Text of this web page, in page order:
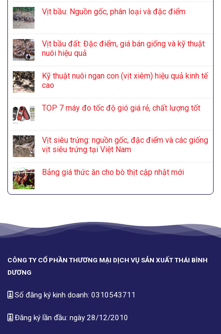
Vịt bầu: Nguồn gốc, phân loại và đặc điểm
Vịt bầu đất: Đặc điểm, giá bán giống và kỹ thuật
nuôi hiệu quả
Kỹ thuật nuôi ngan con (vịt xiêm) hiệu quả kinh tế
cao
TOP 7 máy đo tốc độ gió giá rẻ, chất lượng tốt
Vịt siêu trứng: nguồn gốc, đặc điểm và các giống
vịt siêu trứng tại Việt Nam
Bảng giá thức ăn cho bò thịt cập nhật mới
CÔNG TY CỔ PHẦN THƯƠNG MẠI DỊCH VỤ SẢN XUẤT THÁI BÌNH
DƯƠNG
Số đăng ký kinh doanh: 0310543711
Đăng ký lần đầu: ngày 28/12/2010